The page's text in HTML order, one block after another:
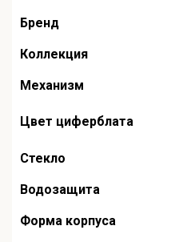
Бренд
Коллекция
Механизм
Цвет циферблата
Стекло
Водозащита
Форма корпуса